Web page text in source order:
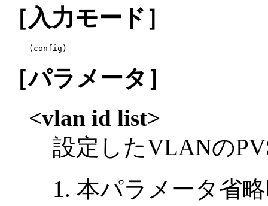
［入力モード］
(config)
［パラメータ］
<vlan id list>
設定したVLANの
本パラメータ省